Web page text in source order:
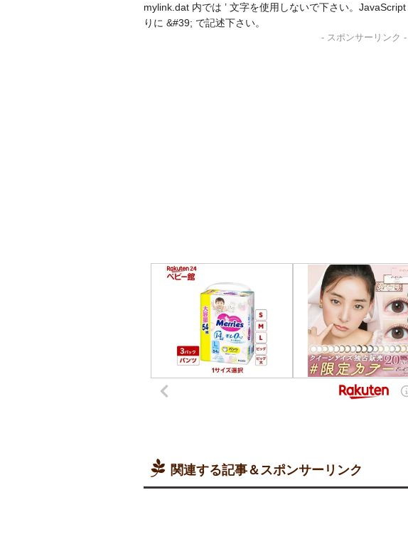
mylink.dat 内では ’ 文字を使用しないで下さい。
りに &#39; で記述下さい。
- スポンサーリンク -
関連する記事＆スポンサーリンク